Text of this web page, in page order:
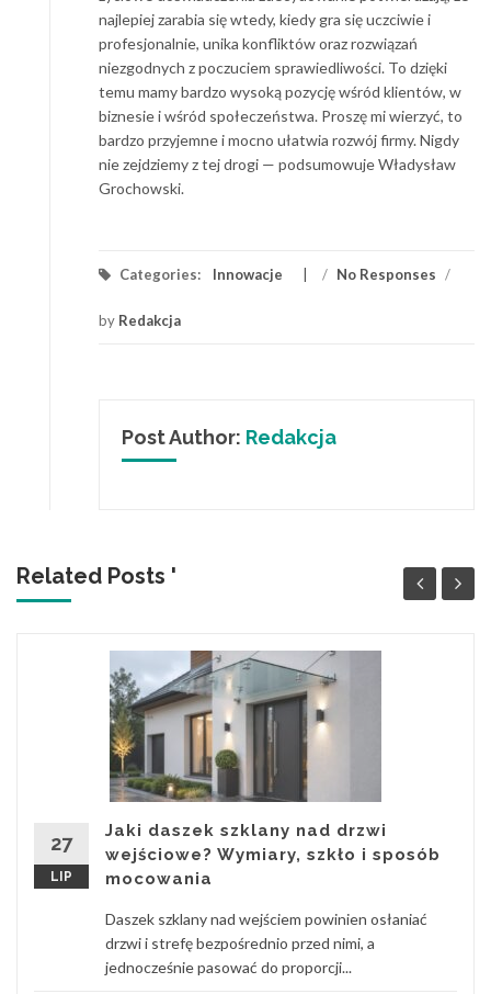
najlepiej zarabia się wtedy, kiedy gra się uczciwie i
profesjonalnie, unika konfliktów oraz rozwiązań
niezgodnych z poczuciem sprawiedliwości. To dzięki
temu mamy bardzo wysoką pozycję wśród klientów, w
biznesie i wśród społeczeństwa. Proszę mi wierzyć, to
bardzo przyjemne i mocno ułatwia rozwój firmy. Nigdy
nie zejdziemy z tej drogi — podsumowuje Władysław
Grochowski.
Categories: Innowacje / No Responses /
by Redakcja
Post Author: Redakcja
Related Posts '
27
LIP
Jaki daszek szklany nad drzwi
wejściowe? Wymiary, szkło i sposób
mocowania
Daszek szklany nad wejściem powinien osłaniać
drzwi i strefę bezpośrednio przed nimi, a
jednocześnie pasować do proporcji...